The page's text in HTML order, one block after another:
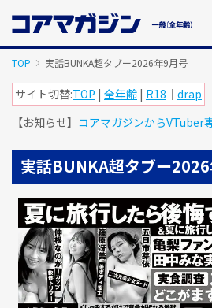
TOP 実話BUNKA超タブー2026年9月号
サイト切替:TOP | 全年齢 | R18 ｜ drap
【お知らせ】 コアマガジンからVTuber
実話BUNKA超タブー